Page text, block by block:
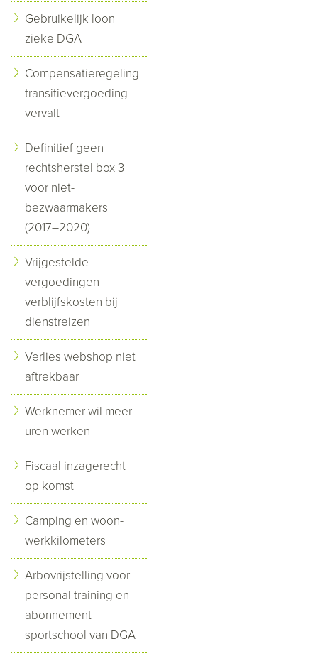
Gebruikelijk loon
zieke DGA
Compensatieregeling
transitievergoeding
vervalt
Definitief geen
rechtsherstel box 3
voor niet-
bezwaarmakers
(2017–2020)
Vrijgestelde
vergoedingen
verblijfskosten bij
dienstreizen
Verlies webshop niet
aftrekbaar
Werknemer wil meer
uren werken
Fiscaal inzagerecht
op komst
Camping en woon-
werkkilometers
Arbovrijstelling voor
personal training en
abonnement
sportschool van DGA